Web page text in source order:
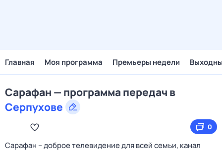
Главная Моя программа Премьеры недели
Сарафан — программа передач в
Серпухове
0
Сарафан – доброе телевидение для всей семьи, канал